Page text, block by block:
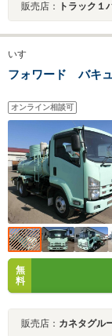
販売店： トラック
いすゞ
フォワード バキ
オンライン相談可
無
料
販売店： カネタグル